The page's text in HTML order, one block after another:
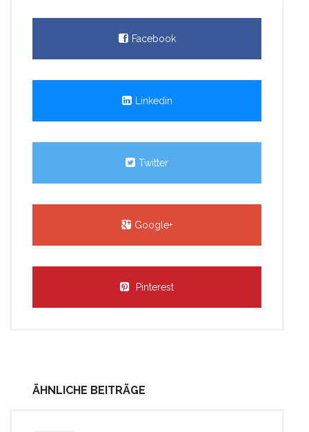
Facebook
Linkedin
Twitter
Google+
Pinterest
ÄHNLICHE BEITRÄGE